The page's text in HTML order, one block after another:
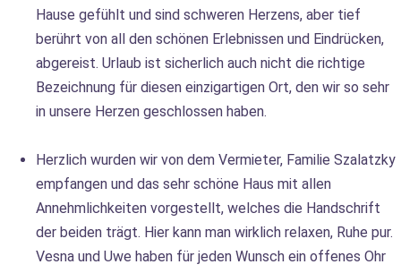
Hause gefühlt und sind schweren Herzens, aber tief
berührt von all den schönen Erlebnissen und Eindrücken,
abgereist. Urlaub ist sicherlich auch nicht die richtige
Bezeichnung für diesen einzigartigen Ort, den wir so sehr
in unsere Herzen geschlossen haben.
Herzlich wurden wir von dem Vermieter, Familie Szalatzky
empfangen und das sehr schöne Haus mit allen
Annehmlichkeiten vorgestellt, welches die Handschrift
der beiden trägt. Hier kann man wirklich relaxen, Ruhe pur.
Vesna und Uwe haben für jeden Wunsch ein offenes Ohr